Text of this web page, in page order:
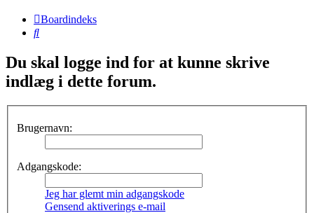
Boardindeks
Søg
Du skal logge ind for at kunne skrive
indlæg i dette forum.
Brugernavn:
Adgangskode:
Jeg har glemt min adgangskode
Gensend aktiverings e-mail